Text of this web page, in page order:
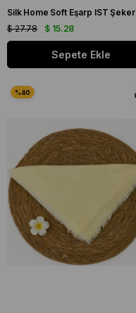
$ 15.28
$ 27.78
Sepete Ekle